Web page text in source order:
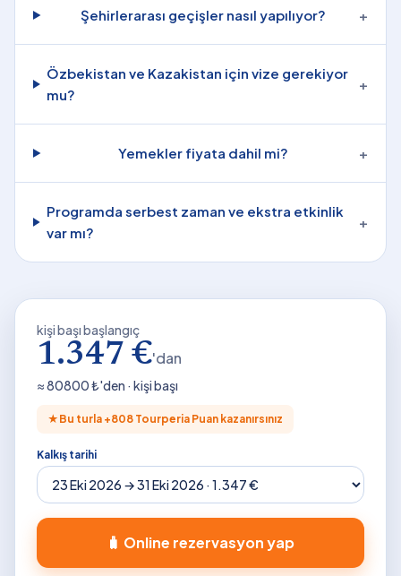
Şehirlerarası geçişler nasıl yapılıyor? +
Özbekistan ve Kazakistan için vize gerekiyor
mu?
+
Yemekler fiyata dahil mi? +
Programda serbest zaman ve ekstra etkinlik
var mı?
+
kişi başı başlangıç
1.347 €'dan
≈80800₺'den · kişi başı
★ Bu turla +808 Tourperia Puan kazanırsınız
Kalkış tarihi
🧳 Online rezervasyon yap